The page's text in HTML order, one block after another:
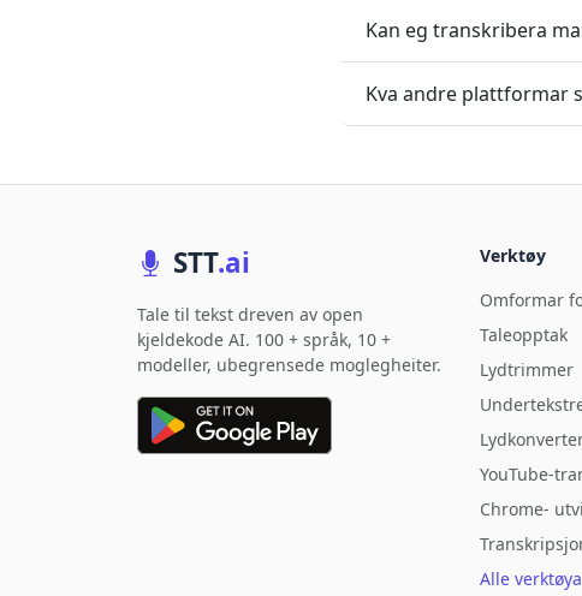
Kan eg transkribera
Kva andre plattformar
STT.ai
Tale til tekst dreven av open
kjeldekode AI. 100 + språk, 10 +
modeller, ubegrensede moglegheiter.
Verktøy
Omformar
Taleopptak
Lydtrimmer
YouTube-
Chrome-
Alle